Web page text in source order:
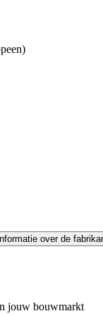
over de
jouw bouwmarkt